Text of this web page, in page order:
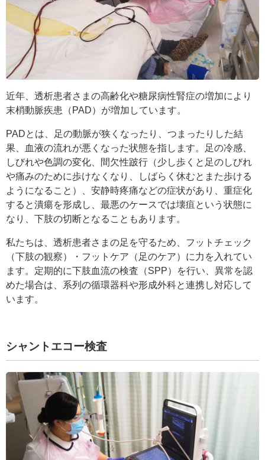
近年、透析患者さまの高齢化や糖尿病性腎症の増加により
末梢動脈疾患（PAD）が増加しています。
PADとは、足の動脈が狭くなったり、つまったりした結
果、血液の流れが悪くなった状態を指します。足の冷感、
しびれや色調の変化、間欠性跛行（少し歩くと足のしびれ
や痛みのために歩けなくなり、しばらく休むとまた歩ける
ようになること）、安静時疼痛などの症状があり、重症化
すると潰瘍を形成し、最悪のケースでは壊疽という状態に
なり、下肢の切断となることもあります。
私たちは、透析患者さまの足を守るため、フットチェック
（下肢の観察）・フットケア（足のケア）に力を入れてい
ます。定期的に下肢血流の検査（SPP）を行い、異常を認
めた場合は、系列の循環器科や形成外科と連携し対応して
います。
シャントエコー検査